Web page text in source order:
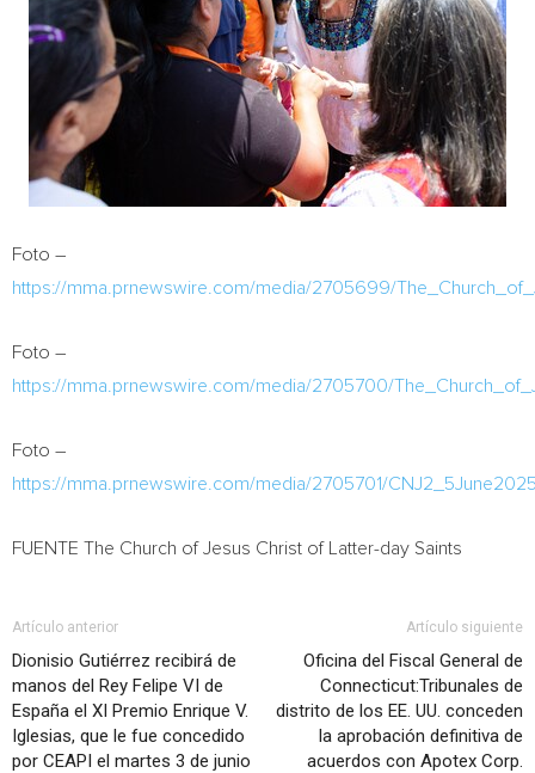
Foto –
https://mma.prnewswire.com/media/2705699/
Foto –
https://mma.prnewswire.com/media/2705700/
Foto –
https://mma.prnewswire.com/media/2705701/
FUENTE The Church ofJesus Christ of Latter-day Saints
Artículo anterior
Dionisio Gutiérrez recibirá de
manos del Rey Felipe VI de
España el XI Premio Enrique V.
Iglesias, que le fue concedido
por CEAPI el martes 3 de junio
Artículo siguiente
Oficina del Fiscal General de
Connecticut:Tribunales de
distrito de los EE. UU. conceden
la aprobación definitiva de
acuerdos con Apotex Corp.